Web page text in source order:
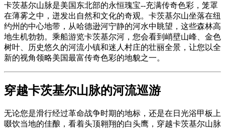
卡茨基尔山脉是美国东北部的永恒瑰宝--充满传奇色彩，笼罩
在薄雾之中，迸发出自然和文化的奇观。卡茨基尔山坐落在纽
约州的中心地带，从哈德逊河宁静的河水中眺望，这些森林高
地生机勃勃。乘船游览卡茨基尔河，您会看到峭壁山峰、金色
树叶、历史悠久的河流小镇和迷人村庄的壮丽全景，让您以全
新的视角领略美国最富传奇色彩的地貌之一。
穿越卡茨基尔山脉的河流巡游
无论您是滑行经过革命战争时期的地标，还是在日光浴甲板上
啜饮当地的佳酿，看着头顶翱翔的白头鹰，穿越卡茨基尔山脉